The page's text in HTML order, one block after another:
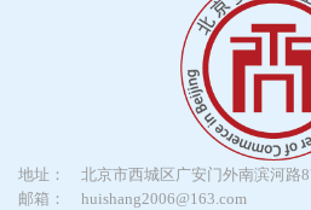
地址：
北京市西城区广安门外南滨河路
邮箱：
huishang2006@163.com